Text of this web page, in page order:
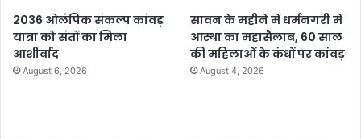
2036 ओलंपिक संकल्प कांवड़
यात्रा को संतों का मिला
आशीर्वाद
August 6, 2026
सावन के महीने में धर्मनगरी में
आस्था का महासैलाब, 60 साल
की महिलाओं के कंधों पर कांवड़
August 4, 2026